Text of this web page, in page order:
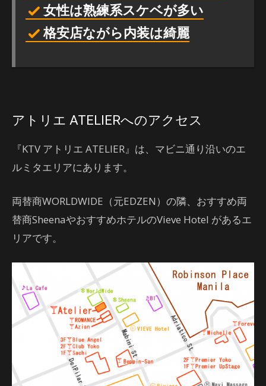
女性は熟練系スケベが多い
格安店ながら内装は綺麗
アトリエ ATELIERへのアクセス
『KTV アトリエ ATELIER』は、マビニ通り沿いのエ
ルミタエリアにあります。
両替商WORLDWIDE（元EDZEN）の隣、おすすめ両
替商SheenaやおすすめホテルのVieve Hotel があるエ
リアです。